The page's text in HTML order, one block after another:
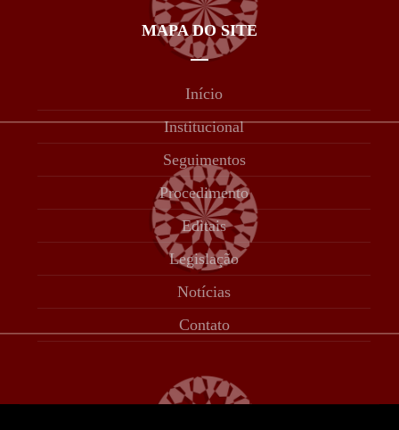
MAPA DO SITE
Início
Institucional
Seguimentos
Procedimento
Editais
Legislação
Notícias
Contato